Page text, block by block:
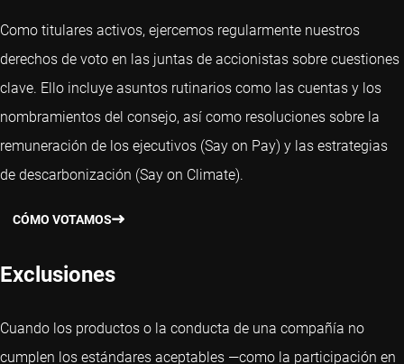
Como titulares activos, ejercemos regularmente nuestros
derechos de voto en las juntas de accionistas sobre cuestiones
clave. Ello incluye asuntos rutinarios como las cuentas y los
nombramientos del consejo, así como resoluciones sobre la
remuneración de los ejecutivos (Say on Pay) y las estrategias
de descarbonización (Say on Climate).
CÓMO VOTAMOS
Exclusiones
Cuando los productos o la conducta de una compañía no
cumplen los estándares aceptables —como la participación en